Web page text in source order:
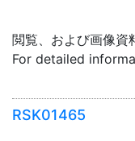
閲覧、および画像資
For detailed
RSK01465